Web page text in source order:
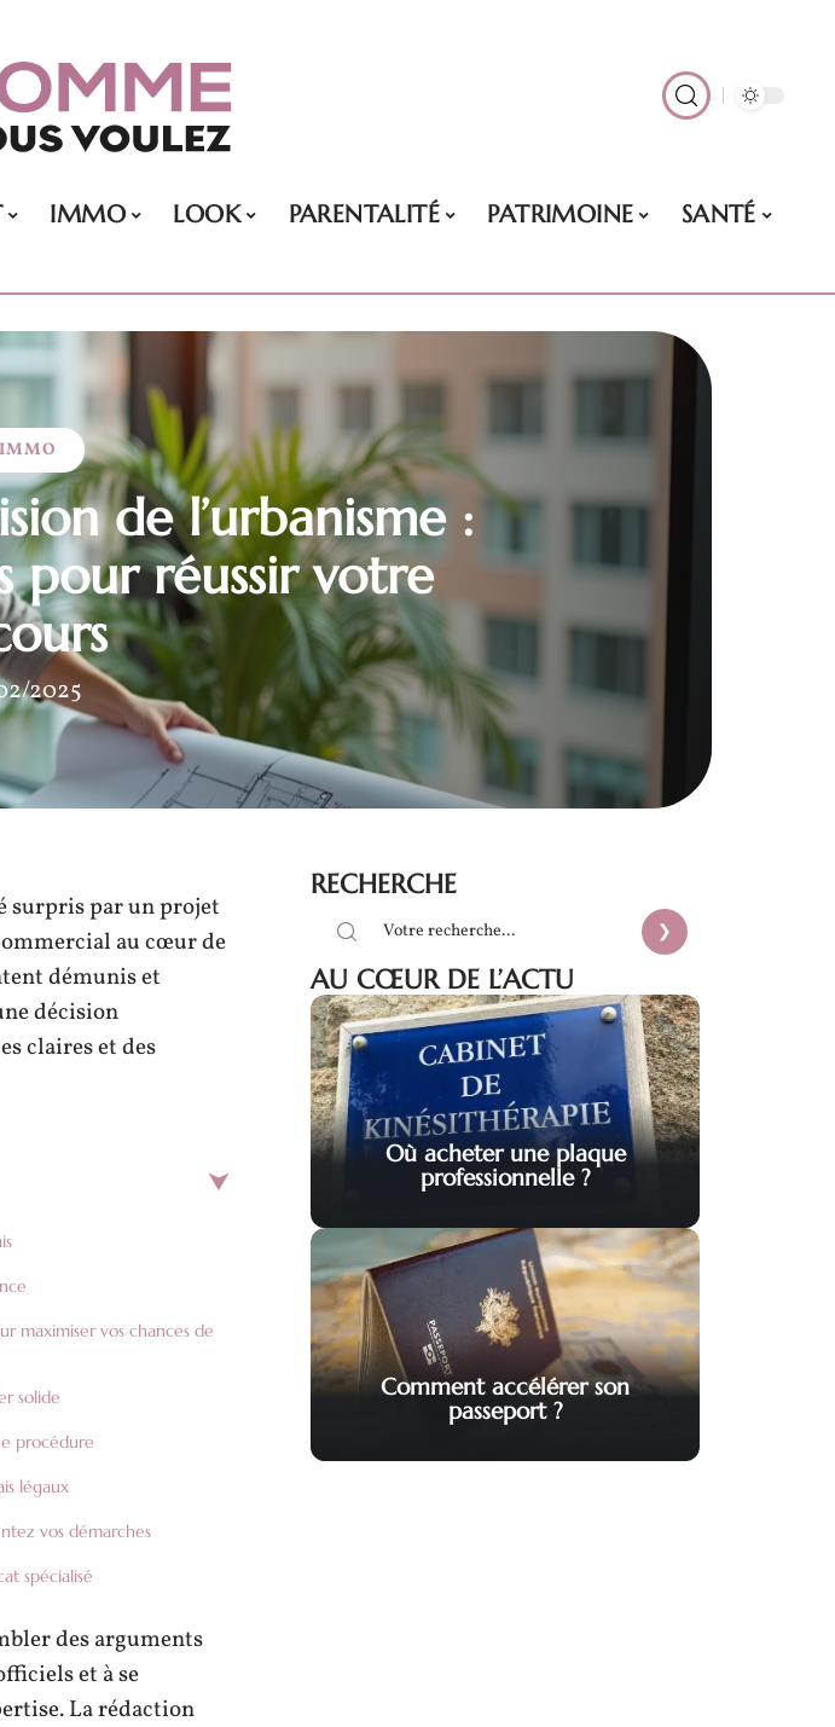
IMMO LOOK PARENTALITÉ PATRIMOINE
SANTÉ
IMMO
de l’urbanisme :
pour réussir votre
2025
surpris par un projet
au cœur de
démunis et
décision
claires et des
maximiser vos chances de
solide
procédure
légaux
vos démarches
spécialisé
des arguments
et à se
La rédaction
RECHERCHE
AU CŒUR DE L’ACTU
Où acheter une plaque
professionnelle ?
Comment accélérer son
passeport ?